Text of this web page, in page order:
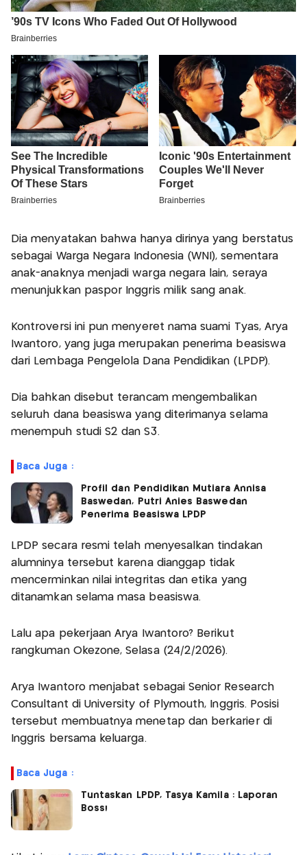
Dia menyatakan bahwa hanya dirinya yang berstatus
sebagai Warga Negara Indonesia (WNI), sementara
anak-anaknya menjadi warga negara lain, seraya
menunjukkan paspor Inggris milik sang anak.
Kontroversi ini pun menyeret nama suami Tyas, Arya
Iwantoro, yang juga merupakan penerima beasiswa
dari Lembaga Pengelola Dana Pendidikan (LPDP).
Dia bahkan disebut terancam mengembalikan
seluruh dana beasiswa yang diterimanya selama
menempuh studi S2 dan S3.
Baca Juga :
Profil dan Pendidikan Mutiara Annisa
Baswedan, Putri Anies Baswedan
Penerima Beasiswa LPDP
LPDP secara resmi telah menyesalkan tindakan
alumninya tersebut karena dianggap tidak
mencerminkan nilai integritas dan etika yang
ditanamkan selama masa beasiswa.
Lalu apa pekerjaan Arya Iwantoro? Berikut
rangkuman Okezone, Selasa (24/2/2026).
Arya Iwantoro menjabat sebagai Senior Research
Consultant di University of Plymouth, Inggris. Posisi
tersebut membuatnya menetap dan berkarier di
Inggris bersama keluarga.
Baca Juga :
Tuntaskan LPDP, Tasya Kamila : Laporan
Boss!